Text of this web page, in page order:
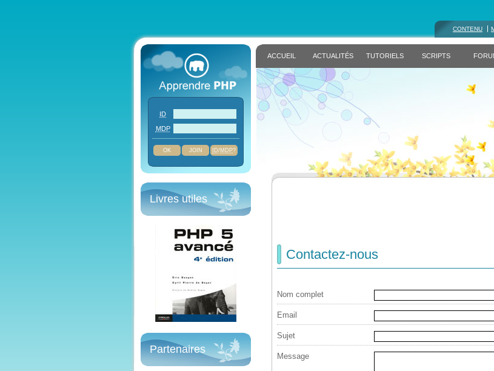
CONTENU
ACCUEIL ACTUALITÉS TUTORIELS SCRIPTS
Contactez-nous
Nom complet
Email
Sujet
Message
ID
MDP
JOIN ID/MDP?
Livres utiles
Partenaires